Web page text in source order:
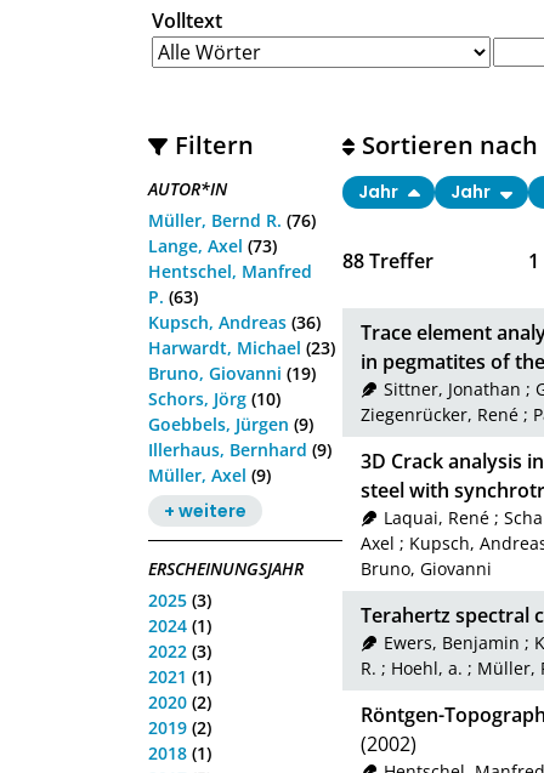
Volltext
Filtern
AUTOR*IN
Müller, Bernd R. (76)
Lange, Axel (73)
Hentschel, Manfred
P. (63)
Kupsch, Andreas (36)
Harwardt, Michael (23)
Bruno, Giovanni (19)
Schors, Jörg (10)
Goebbels, Jürgen (9)
Illerhaus, Bernhard (9)
Müller, Axel (9)
+ weitere
ERSCHEINUNGSJAHR
2025 (3)
2024 (1)
2022 (3)
2021 (1)
2020 (2)
2019 (2)
2018 (1)
88Treffer 1
Sortieren nach
Jahr Jahr
Trace element
in pegmatites of
Sittner, Jonathan ;
Ziegenrücker, René ;
3D Crack analysis
steel with
Laquai, René;
Axel ; Kupsch,
Bruno, Giovanni
Terahertz spectral
Ewers, Benjamin ;
R. ; Hoehl, a. ; Müller,
Röntgen-
(2002)